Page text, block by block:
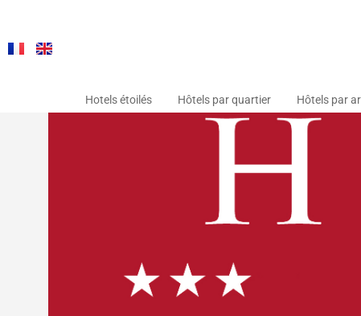
Hotels étoilés Hôtels par quartier Hôtels par